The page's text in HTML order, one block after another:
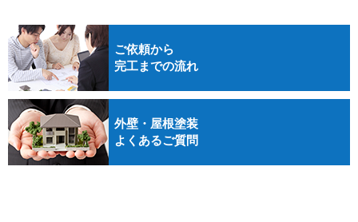
ご依頼から
完工までの流れ
外壁・屋根塗装
よくあるご質問